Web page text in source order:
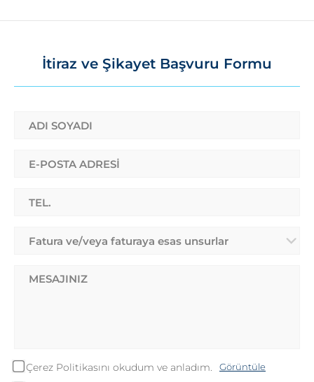
İtiraz ve Şikayet Başvuru Formu
Çerez Politikasını okudum ve anladım. Görüntüle